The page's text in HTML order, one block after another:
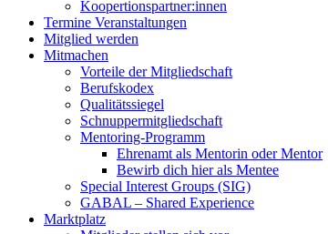
Koopertionspartner:innen
Termine Veranstaltungen
Mitglied werden
Mitmachen
Vorteile der Mitgliedschaft
Berufskodex
Qualitätssiegel
Schnuppermitgliedschaft
Mentoring-Programm
Ehrenamt als Mentorin oder Mentor
Bewirb dich hier als Mentee
Special Interest Groups (SIG)
GABAL – Shared Experience
Marktplatz